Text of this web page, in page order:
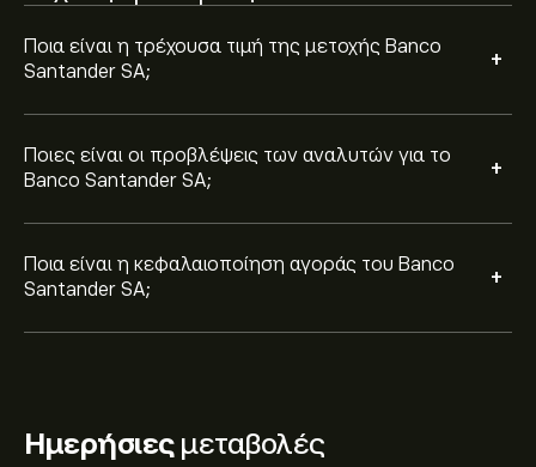
Ποια είναι η τρέχουσα τιμή της μετοχής Banco
Santander SA;
+
Ποιες είναι οι προβλέψεις των αναλυτών για το
Banco Santander SA;
+
Ποια είναι η κεφαλαιοποίηση αγοράς του Banco
Santander SA;
+
Ημερήσιεςμεταβολές